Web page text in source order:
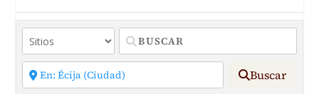
Buscar